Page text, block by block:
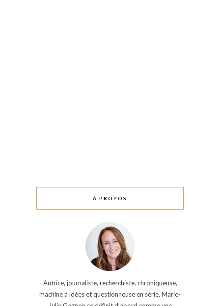
À PROPOS
Autrice, journaliste, recherchiste, chroniqueuse,
machine à idées et questionneuse en série, Marie-